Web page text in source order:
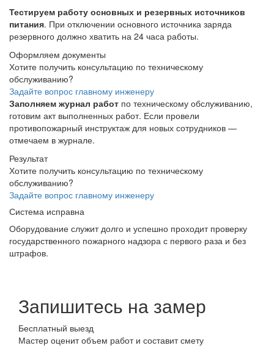
Тестируем работу основных и резервных источников
питания. При отключении основного источника заряда
резервного должно хватить на 24 часа работы.
Оформляем документы
Хотите получить консультацию по техническому
обслуживанию?
Задайте вопрос главному инженеру
Заполняем журнал работ по техническому обслуживанию,
готовим акт выполненных работ. Если провели
противопожарный инструктаж для новых сотрудников —
отмечаем в журнале.
Результат
Хотите получить консультацию по техническому
обслуживанию?
Задайте вопрос главному инженеру
Система исправна
Оборудование служит долго и успешно проходит проверку
государственного пожарного надзора с первого раза и без
штрафов.
Запишитесь на замер
Бесплатный выезд
Мастер оценит объем работ и составит смету